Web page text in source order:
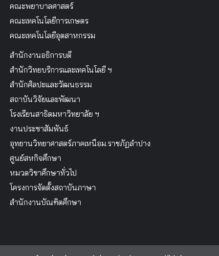
คณะพยาบาลศาสตร์
คณะเทคโนโลยีการเกษตร
คณะเทคโนโลยีอุตสาหกรรม
สำนักงานอธิการบดี
สำนักวิทยบริการและเทคโนโลยี ฯ
สำนักศิลปะและวัฒนธรรม
สถาบันวิจัยและพัฒนา
โรงเรียนสาธิตมหาวิทยาลัย ฯ
งานประชาสัมพันธ์
อุทยานวิทยาศาสตร์ภาคเหนือม.ราชภัฏลำปาง
ศูนย์สหกิจศึกษา
หมวดวิชาศึกษาทั่วไป
โครงการจัดตั้งสถาบันภาษา
สำนักงานบัณฑิตศึกษา